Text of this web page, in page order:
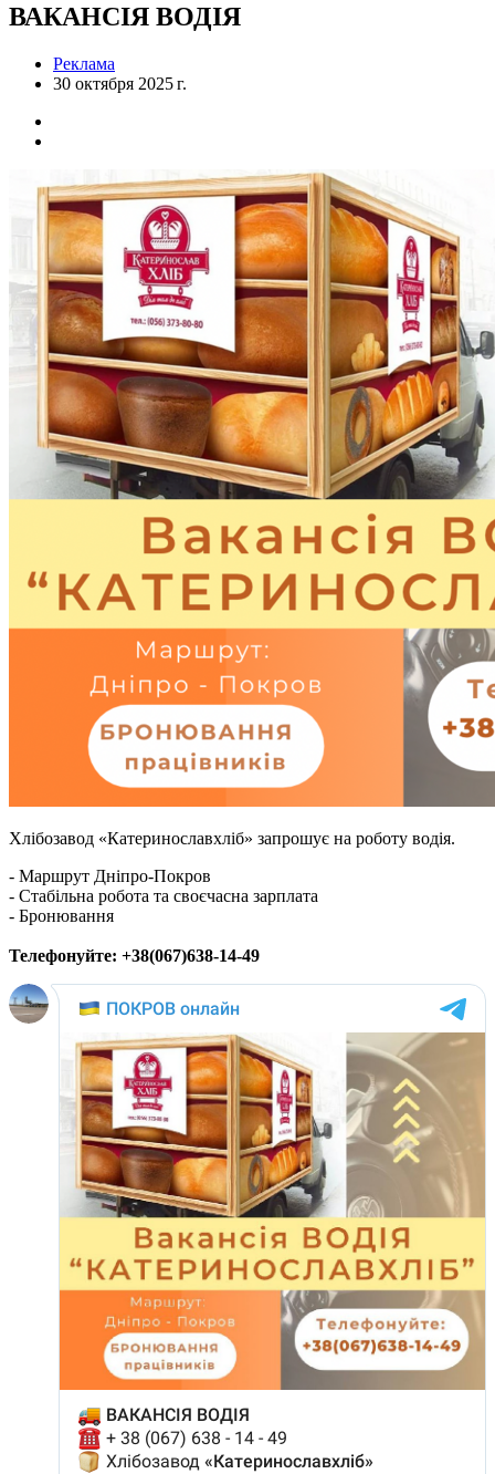
ВАКАНСІЯ ВОДІЯ
Реклама
30 октября 2025 г.
Хлібозавод «Катеринославхліб» запрошує на роботу водія.
- Маршрут Дніпро-Покров
- Стабільна робота та своєчасна зарплата
- Бронювання
Телефонуйте: +38(067)638-14-49